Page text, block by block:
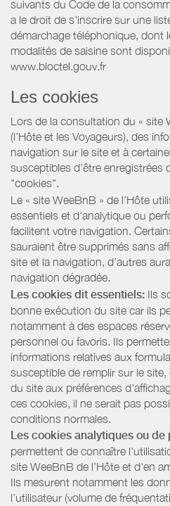
suivants du Code de la
a le droit de s'inscrire sur une
démarchage téléphonique, dont
modalités de saisine sont
www.bloctel.gouv.fr
Les cookies
Lors de la consultation du « site
(l’Hôte et les Voyageurs), des
navigation sur le site et à
susceptibles d'être enregistrées
"cookies".
Le « site WeeBnB » de l’Hôte
essentiels et d'analytique ou
facilitent votre navigation.
sauraient être supprimés sans
site et la navigation, d’autres
navigation dégradée.
Les cookies dit essentiels: Ils
bonne exécution du site car ils
notamment à des espaces
personnel ou favoris. Ils
informations relatives aux
susceptible de remplir sur le
du site aux préférences
ces cookies, il ne serait pas
conditions normales.
Les cookies analytiques ou de
permettent de connaître
site WeeBnB de l’Hôte et d'en
Ils mesurent notamment les
l’utilisateur (volume de